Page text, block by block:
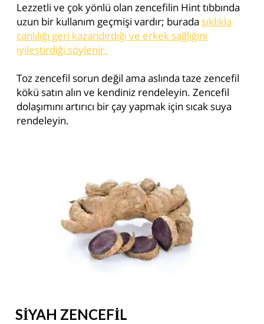
Lezzetli ve çok yönlü olan zencefilin Hint tıbbında
uzun bir kullanım geçmişi vardır; burada sıklıkla
canlılığı geri kazandırdığı ve erkek sağlığını
iyileştirdiği söylenir.
Toz zencefil sorun değil ama aslında taze zencefil
kökü satın alın ve kendiniz rendeleyin. Zencefil
dolaşımını artırıcı bir çay yapmak için sıcak suya
rendeleyin.
SİYAH ZENCEFİL